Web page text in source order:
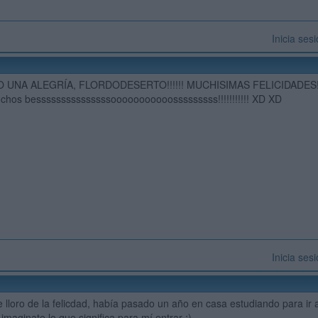
Inicia
UNA ALEGRÍA, FLORDODESERTO!!!!!! MUCHISIMAS
besssssssssssssssooooooooooosssssssss!!!!!!!!!!! XD XD
Inicia
lloro de la felicdad, había pasado un año en casa estudiando para ir